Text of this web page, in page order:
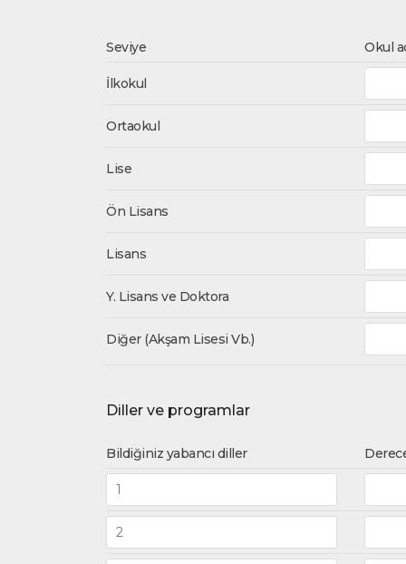
Seviye Okul
İlkokul
Ortaokul
Lise
Ön Lisans
Lisans
Y. Lisans ve Doktora
Diğer (Akşam Lisesi Vb.)
Diller ve programlar
Bildiğiniz yabancı diller